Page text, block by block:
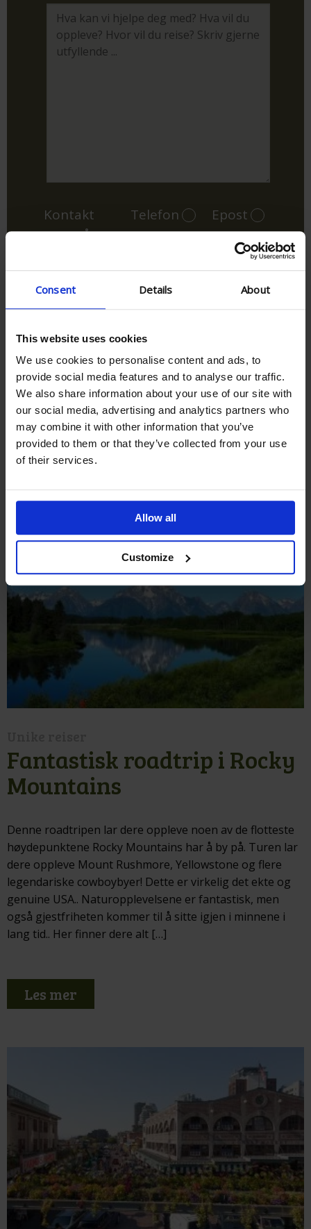
Consent Details About
This website uses cookies
We use cookies to personalise content and ads, to
provide social media features and to analyse our traffic.
We also share information about your use of our site with
our social media, advertising and analytics partners who
may combine it with other information that you’ve
provided to them or that they’ve collected from your use
of their services.
Allow all
Customize
Kontakt
meg på:
Telefon Epost
Jeg har lest og forstått Cowboyreisers
personvernerklæring
Reisevilkår
LIGNENDE TURER
Fantastisk roadtrip i Rocky
Mountains
Denne roadtripen lar dere oppleve noen av de flotteste
høydepunktene Rocky Mountains har å by på. Turen lar
dere oppleve Mount Rushmore, Yellowstone og flere
legendariske cowboybyer! Dette er virkelig det ekte og
genuine USA.. Naturopplevelsene er fantastisk, men
også gjestfriheten kommer til å sitte igjen i minnene i
lang tid.. Her finner dere alt […]
Les mer